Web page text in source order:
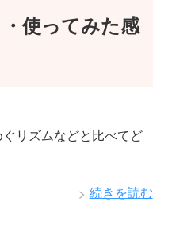
使ってみた感
リズムなどと比べてど
続きを読む